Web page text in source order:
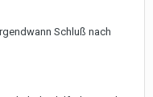
Schluß nach